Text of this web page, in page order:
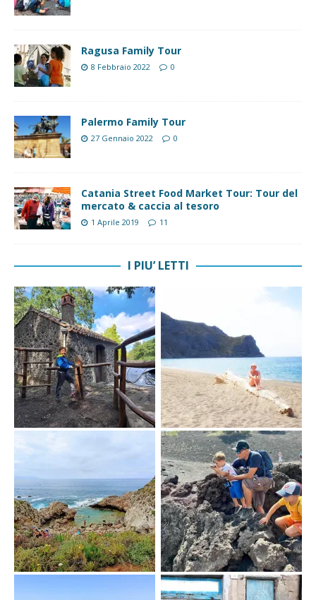
Ragusa Family Tour
8 Febbraio 2022 0
Palermo Family Tour
27 Gennaio 2022 0
Catania Street Food Market Tour: Tour del
mercato & caccia al tesoro
1 Aprile 2019 11
I PIU’ LETTI